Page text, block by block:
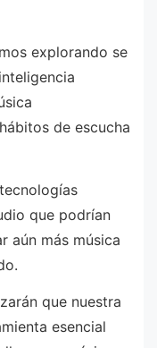
explorando se
de escucha
que podrían
aún más música
que nuestra
esencial